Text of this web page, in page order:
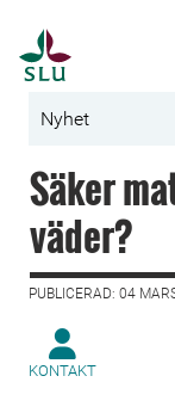
Nyhet
Säker
väder?
PUBLICERAD: 04
KONTAKT